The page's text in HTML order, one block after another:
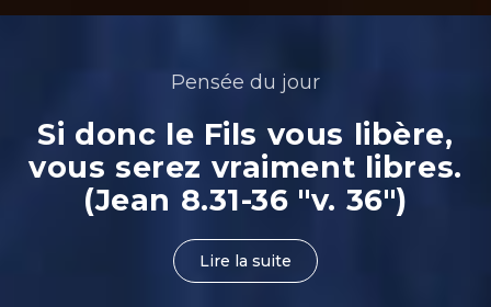
Pensée du jour
Si donc le Fils vous libère,
vous serez vraiment libres.
(Jean 8.31-36 "v. 36")
Lire la suite